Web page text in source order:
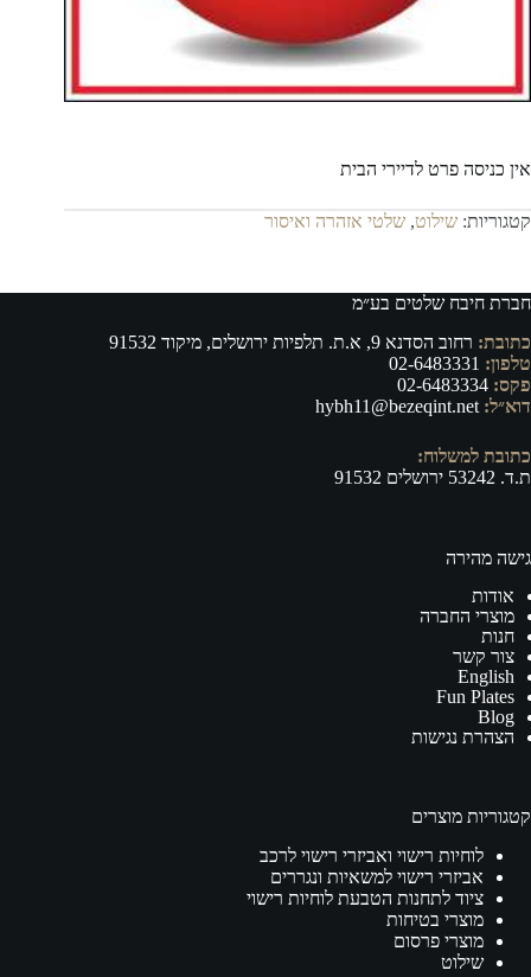
אין כניסה פרט לדיירי הבית
קטגוריות: שילוט, שלטי אזהרה ואיסור
חברת חיבח שלטים בע״מ
כתובת: רחוב הסדנא 9, א.ת. תלפיות ירושלים, מיקוד 91532
טלפון: 02-6483331
פקס:
דוא״ל: hybh11@bezeqint.net
כתובת למשלוח:
ת.ד. 53242 ירושלים 91532
גישה מהירה
אודות
מוצרי החברה
חנות
צור קשר
English
Fun Plates
Blog
הצהרת נגישות
קטגוריות מוצרים
לוחיות רישוי ואביזרי רישוי לרכב
אביזרי רישוי למשאיות ונגררים
ציוד לתחנות הטבעת לוחיות רישוי
מוצרי בטיחות
מוצרי פרסום
שילוט